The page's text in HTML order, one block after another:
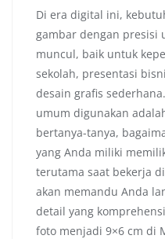
Di era digital ini,
gambar dengan presisi
muncul, baik untuk
sekolah, presentasi
desain grafis
umum digunakan
bertanya-tanya,
yang Anda miliki
terutama saat bekerja
akan memandu Anda
detail yang
foto menjadi 9×6 cm di